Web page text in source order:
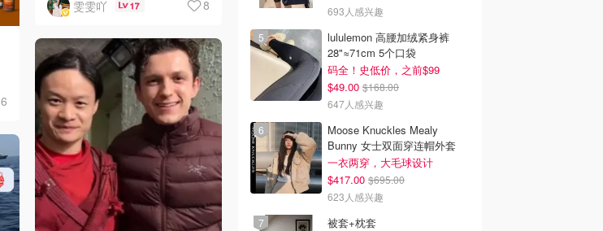
雯雯吖 17 8
6
693人感兴趣
lululemon 高腰加绒紧身裤
28"≈71cm 5个口袋
码全！史低价，之前$99
$49.00 $168.00
647人感兴趣
Moose Knuckles Mealy
Bunny 女士双面穿连帽外套
一衣两穿，大毛球设计
$417.00 $695.00
623人感兴趣
被套+枕套